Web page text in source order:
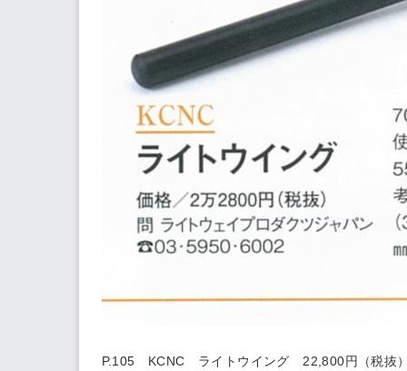
P.105 KCNC ライトウイング 22,800円（税抜